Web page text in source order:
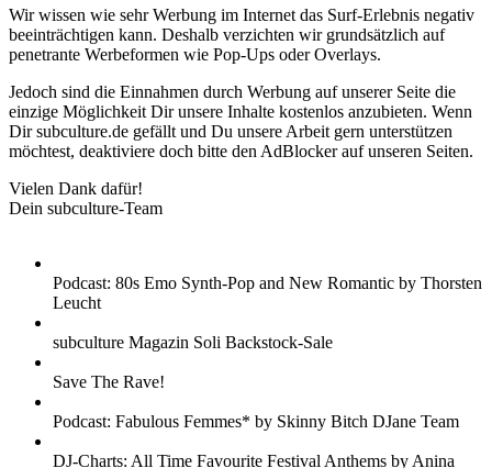
Wir wissen wie sehr Werbung im Internet das Surf-Erlebnis negativ
beeinträchtigen kann. Deshalb verzichten wir grundsätzlich auf
penetrante Werbeformen wie Pop-Ups oder Overlays.
Jedoch sind die Einnahmen durch Werbung auf unserer Seite die
einzige Möglichkeit Dir unsere Inhalte kostenlos anzubieten. Wenn
Dir subculture.de gefällt und Du unsere Arbeit gern unterstützen
möchtest, deaktiviere doch bitte den AdBlocker auf unseren Seiten.
Vielen Dank dafür!
Dein subculture-Team
Podcast: 80s Emo Synth-Pop and New Romantic by Thorsten
Leucht
subculture Magazin Soli Backstock-Sale
Save The Rave!
Podcast: Fabulous Femmes* by Skinny Bitch DJane Team
DJ-Charts: All Time Favourite Festival Anthems by Anina